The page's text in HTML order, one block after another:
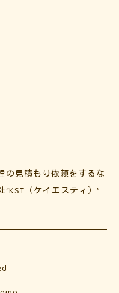
の見積もり依頼をするな
（ケイエスティ）”